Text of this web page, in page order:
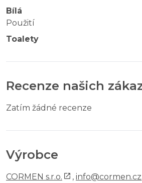
Bílá
Použití
Toalety
Recenze našich
Zatím žádné recenze
Výrobce
CORMEN s.r.o. , info@cormen.cz